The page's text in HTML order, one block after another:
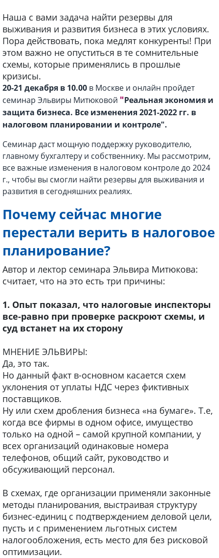
Наша с вами задача найти резервы для
выживания и развития бизнеса в этих условиях.
Пора действовать, пока медлят конкуренты! При
этом важно не опуститься в те сомнительные
схемы, которые применялись в прошлые
кризисы.
20-21 декабря в 10.00 в Москве и онлайн пройдет
семинар Эльвиры Митюковой "Реальная экономия и
защита бизнеса. Все изменения 2021-2022 гг. в
налоговом планировании и контроле".
Семинар даст мощную поддержку руководителю,
главному бухгалтеру и собственнику. Мы рассмотрим,
все важные изменения в налоговом контроле до 2024
г., чтобы вы смогли найти резервы для выживания и
развития в сегодняшних реалиях.
Почему сейчас многие
перестали верить в налоговое
планирование?
Автор и лектор семинара Эльвира Митюкова:
считает, что на это есть три причины:
1. Опыт показал, что налоговые инспекторы
все-равно при проверке раскроют схемы, и
суд встанет на их сторону
МНЕНИЕ ЭЛЬВИРЫ:
Да, это так.
Но данный факт в-основном касается схем
уклонения от уплаты НДС через фиктивных
поставщиков.
Ну или схем дробления бизнеса «на бумаге». Т.е,
когда все фирмы в одном офисе, имущество
только на одной – самой крупной компании, у
всех организаций одинаковые номера
телефонов, общий сайт, руководство и
обсуживающий персонал.
В схемах, где организации применяли законные
методы планирования, выстраивая структуру
бизнес-единиц с подтверждением деловой цели,
пусть и с применением льготных систем
налогообложения, есть место для без рисковой
оптимизации.